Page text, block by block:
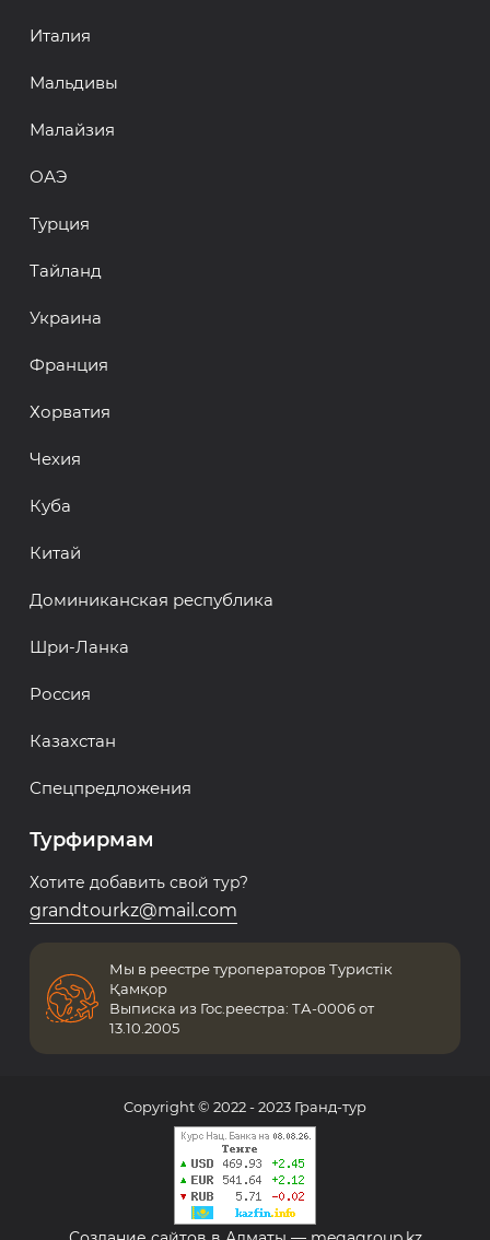
Италия
Мальдивы
Малайзия
ОАЭ
Турция
Тайланд
Украина
Франция
Хорватия
Чехия
Куба
Китай
Доминиканская республика
Шри-Ланка
Россия
Казахстан
Спецпредложения
Турфирмам
Хотите добавить свой тур?
grandtourkz@mail.com
Мы в реестре туроператоров Туристік
Қамқор
Выписка из Гос.реестра: ТА-0006 от
13.10.2005
Copyright © 2022 - 2023 Гранд-тур